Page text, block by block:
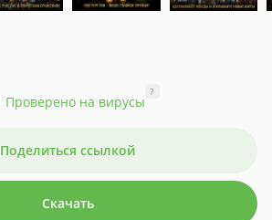
Проверено на вирусы
?
Поделиться ссылкой
Скачать